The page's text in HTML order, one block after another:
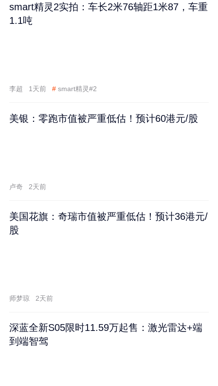
smart精灵2实拍：车长2米76轴距1米87，车重
1.1吨
李超 1天前 # smart精灵#2
美银：零跑市值被严重低估！预计60港元/股
卢奇 2天前
美国花旗：奇瑞市值被严重低估！预计36港元/
股
师梦琼 2天前
深蓝全新S05限时11.59万起售：激光雷达+端
到端智驾